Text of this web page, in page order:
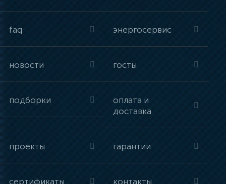
faq энергосервис
новости госты
подборки
оплата и
доставка
проекты гарантии
сертификаты контакты